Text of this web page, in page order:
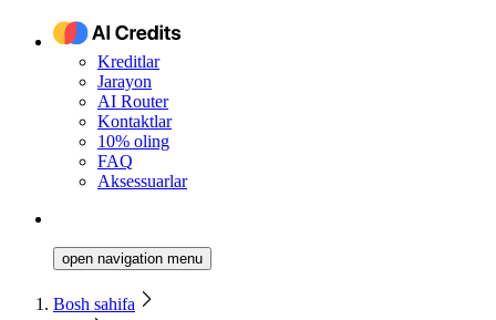
Kreditlar
Jarayon
AI Router
Kontaktlar
10% oling
FAQ
Aksessuarlar
open navigation menu
Bosh sahifa